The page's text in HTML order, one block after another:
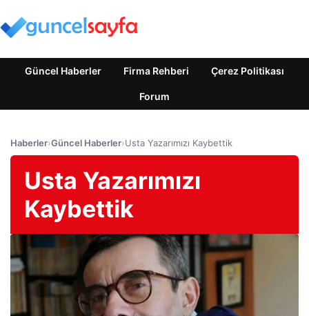
Güncel Haberler Firma Rehberi Çerez Politikası
Forum
Haberler›Güncel Haberler›Usta Yazarımızı Kaybettik
Usta Yazarımızı
Kaybettik